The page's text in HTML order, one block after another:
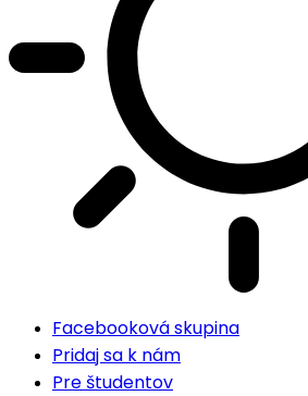
Facebooková skupina
Pridaj sa k nám
Pre študentov